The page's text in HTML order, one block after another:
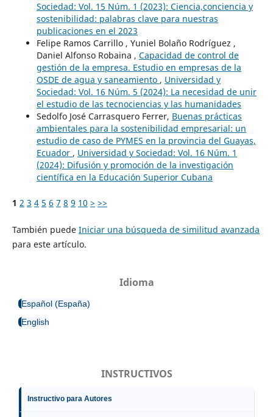
Sociedad: Vol. 15 Núm. 1 (2023): Ciencia,conciencia y
sostenibilidad: palabras clave para nuestras
publicaciones en el 2023
Felipe Ramos Carrillo , Yuniel Bolaño Rodríguez ,
Daniel Alfonso Robaina , Capacidad de control de
gestión de la empresa. Estudio en empresas de la
OSDE de agua y saneamiento , Universidad y
Sociedad: Vol. 16 Núm. 5 (2024): La necesidad de unir
el estudio de las tecnociencias y las humanidades
Sedolfo José Carrasquero Ferrer, Buenas prácticas
ambientales para la sostenibilidad empresarial: un
estudio de caso de PYMES en la provincia del Guayas,
Ecuador , Universidad y Sociedad: Vol. 16 Núm. 1
(2024): Difusión y promoción de la investigación
científica en la Educación Superior Cubana
1 2 3 4 5 6 7 8 9 10 > >>
También puede Iniciar una búsqueda de similitud avanzada
para este artículo.
Idioma
Español (España)
English
INSTRUCTIVOS
Instructivo para Autores